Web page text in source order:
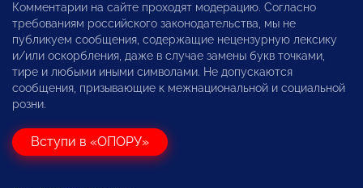
Комментарии на сайте проходят модерацию. Согласно
требованиям российского законодательства, мы не
публикуем сообщения, содержащие нецензурную лексику
и/или оскорбления, даже в случае замены букв точками,
тире и любыми иными символами. Не допускаются
сообщения, призывающие к межнациональной и социальной
розни.
Вступи в «ОПОРУ»